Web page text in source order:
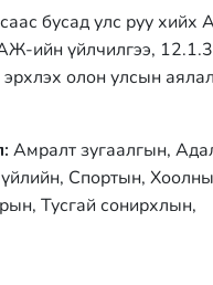
бусад улс руу
ийн үйлчилгээ,
олон улсын
Амралт зугаалгын,
Спортын,
Тусгай сонирхлын,